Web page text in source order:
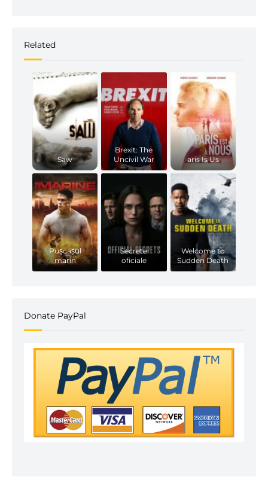
Related
Saw
Brexit: The
Uncivil War
aris Is Us
Pușcașul
marin
Secrete
oficiale
Welcome to
Sudden Death
Donate PayPal